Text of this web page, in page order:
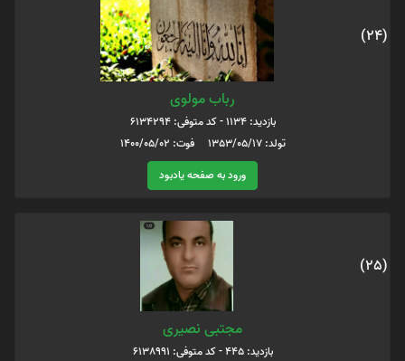
(24)
رباب مولوی
بازدید: 1134 - کد متوفی: 6134294
تولد: 1353/05/17 فوت: 1400/05/02
ورود به صفحه یادبود
(25)
مجتبی نصیری
بازدید: 445 - کد متوفی: 6138991